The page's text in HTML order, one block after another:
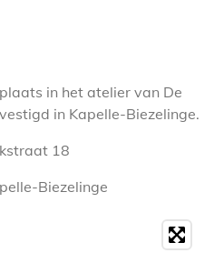
in het atelier van De
in Kapelle-Biezelinge.
18
Biezelinge